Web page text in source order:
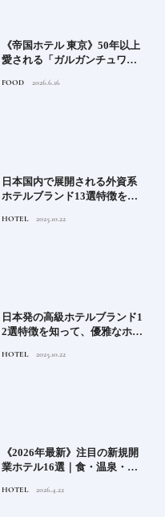
《帝国ホテル 東京》50年以上
愛される「ガルガンチュワ」
テルの美味しいスイーツ
FOOD 2026.6.16
日本国内で展開される外資系
ホテルブランド13選特徴を知
満喫｜ホテルブランド大解剖
HOTEL 2025.10.22
日本発の高級ホテルブランド1
2選特徴を知って、優雅なホテ
ンド大解剖①
HOTEL 2025.10.22
《2026年最新》注目の新規開
業ホテル16選｜食・温泉・リ
HOTEL 2026.4.22